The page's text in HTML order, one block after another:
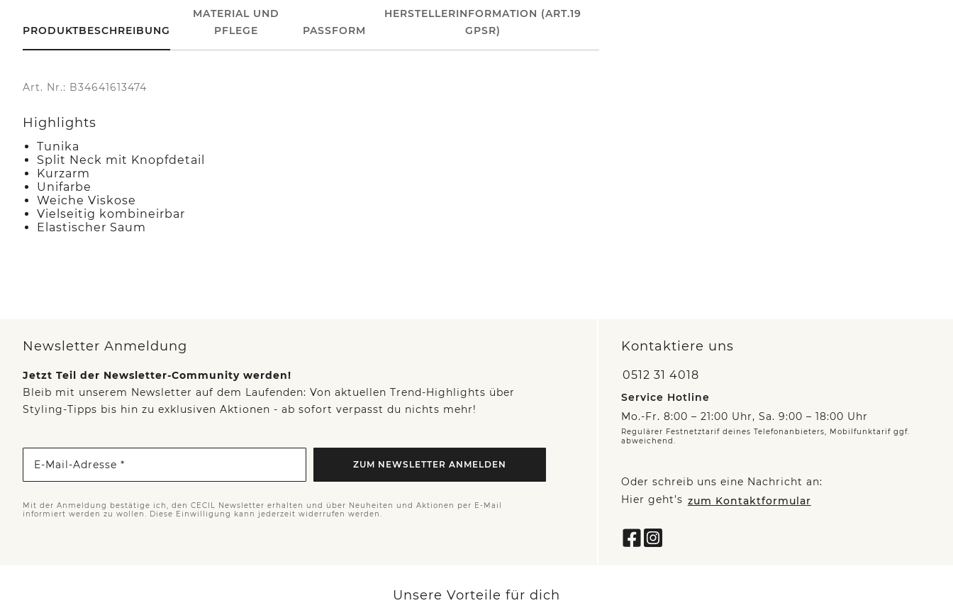
PRODUKTBESCHREIBUNG
MATERIAL UND
PFLEGE
PASSFORM
HERSTELLERINFORMATION (ART.19
GPSR)
Art. Nr.: B34641613474
Highlights
Tunika
Split Neck mit Knopfdetail
Kurzarm
Unifarbe
Weiche Viskose
Vielseitig kombineirbar
Elastischer Saum
Newsletter Anmeldung
Jetzt Teil der Newsletter-Community werden!
Bleib mit unserem Newsletter auf dem Laufenden: Von aktuellen Trend-Highlights über
Styling-Tipps bis hin zu exklusiven Aktionen - ab sofort verpasst du nichts mehr!
E-Mail-Adresse * ZUM NEWSLETTER ANMELDEN
Mit der Anmeldung bestätige ich, den CECIL Newsletter erhalten und über Neuheiten und Aktionen per E-Mail
informiert werden zu wollen. Diese Einwilligung kann jederzeit widerrufen werden.
Kontaktiere uns
0512 31 4018
Service Hotline
Mo.-Fr. 8:00 – 21:00 Uhr, Sa. 9:00 – 18:00 Uhr
Regulärer Festnetztarif deines Telefonanbieters, Mobilfunktarif ggf.
abweichend.
Oder schreib uns eine Nachricht an:
Hier geht’s zum Kontaktformular
Unsere Vorteile für dich